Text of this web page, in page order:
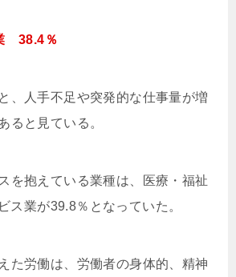
38.4％
、人手不足や突発的な仕事量が増
ると見ている。
を抱えている業種は、医療・福祉
ス業が39.8％となっていた。
た労働は、労働者の身体的、精神